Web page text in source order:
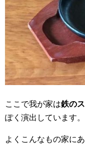
ここで我が家は鉄の
ぽく演出しています。
よくこんなもの家に